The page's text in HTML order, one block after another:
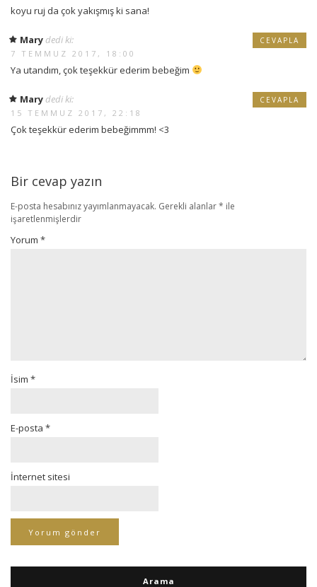
koyu ruj da çok yakışmış ki sana!
Mary dedi ki:
7 TEMMUZ 2017, 18:00
Ya utandım, çok teşekkür ederim bebeğim
CEVAPLA
Mary dedi ki:
15 TEMMUZ 2017, 22:18
Çok teşekkür ederim bebeğimmm! <3
CEVAPLA
Bir cevap yazın
E-posta hesabınız yayımlanmayacak. Gerekli alanlar* ile
işaretlenmişlerdir
Yorum *
İsim *
E-posta *
İnternet sitesi
Arama